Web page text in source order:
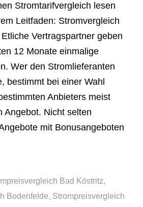
Stromtarifvergleich lesen
Leitfaden: Stromvergleich
Vertragspartner geben
12 Monate einmalige
Wer den Stromlieferanten
bestimmt bei einer Wahl
Anbieters meist
Angebot. Nicht selten
mit Bonusangeboten
Bad Köstritz,
Bodenfelde, Strompreisvergleich